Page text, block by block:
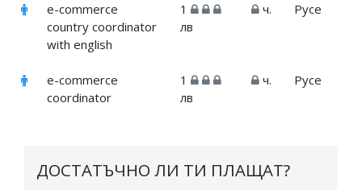
e-commerce
country coordinator
with english
1
лв
ч. Русе
e-commerce
coordinator
1
лв
ч. Русе
ДОСТАТЪЧНО ЛИ ТИ ПЛАЩАТ?